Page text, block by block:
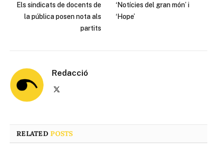
Els sindicats de docents de
la pública posen nota als
partits
‘Notícies del gran món’ i
‘Hope’
Redacció
RELATEDPOSTS